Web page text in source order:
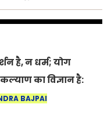
है, न धर्म; योग
का विज्ञान है:
योग दिवस 2026 पर
BAJPAI